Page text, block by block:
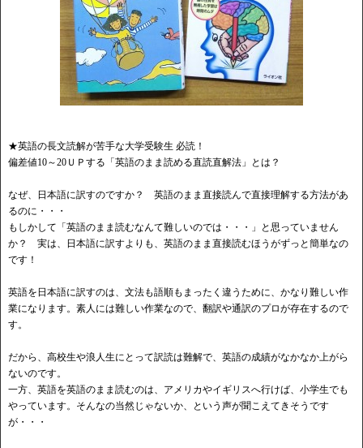
★英語の長文読解が苦手な大学受験生 必読！
偏差値10～20ＵＰする「英語のまま読める直読直解法」とは？
なぜ、日本語に訳すのですか？ 英語のまま直接読んで直接理解する方法があ
るのに・・・
もしかして「英語のまま読むなんて難しいのでは・・・」と思っていません
か？ 実は、日本語に訳すよりも、英語のまま直接読むほうがずっと簡単なの
です！
英語を日本語に訳すのは、文法も語順もまったく違うために、かなり難しい作
業になります。素人には難しい作業なので、翻訳や通訳のプロが存在するので
す。
だから、高校生や浪人生にとって訳読は難解で、英語の成績がなかなか上がら
ないのです。
一方、英語を英語のまま読むのは、アメリカやイギリスへ行けば、小学生でも
やっています。そんなの当然じゃないか、という声が聞こえてきそうです
が・・・